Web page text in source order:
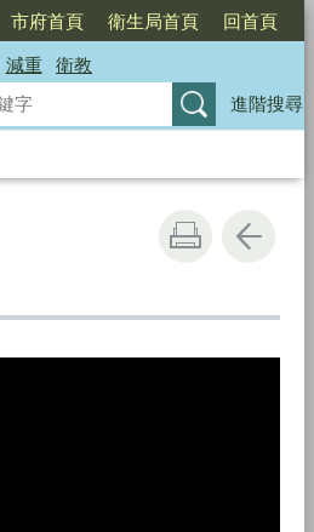
市府首頁 衛生局首頁 回首頁
減重
衛教
進階搜尋